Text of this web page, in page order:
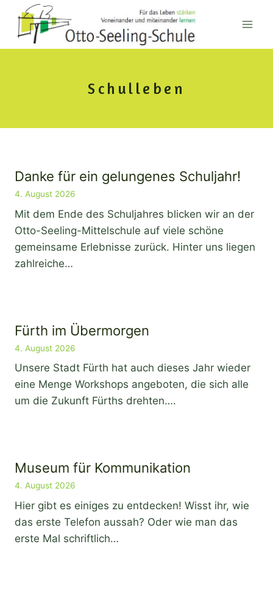
Inhalt
springen
Schulleben
Danke für ein gelungenes Schuljahr!
4. August 2026
Mit dem Ende des Schuljahres blicken wir an der
Otto-Seeling-Mittelschule auf viele schöne
gemeinsame Erlebnisse zurück. Hinter uns liegen
zahlreiche…
Fürth im Übermorgen
4. August 2026
Unsere Stadt Fürth hat auch dieses Jahr wieder
eine Menge Workshops angeboten, die sich alle
um die Zukunft Fürths drehten….
Museum für Kommunikation
4. August 2026
Hier gibt es einiges zu entdecken! Wisst ihr, wie
das erste Telefon aussah? Oder wie man das
erste Mal schriftlich…